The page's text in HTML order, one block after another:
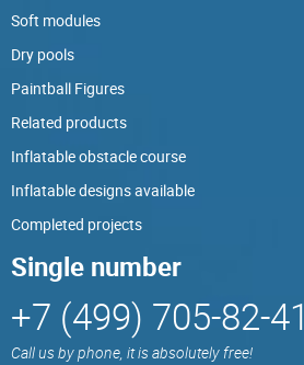
Soft modules
Dry pools
Paintball Figures
Related products
Inflatable obstacle course
Inflatable designs available
Completed projects
Single number
+7 (499) 705-82-41
Call us by phone, it is absolutely free!